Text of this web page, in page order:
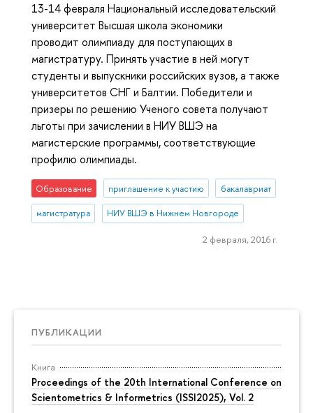
ПУБЛИКАЦИИ
Книга
Proceedings of the 20th International Conference on
Scientometrics & Informetrics (ISSI2025), Vol. 2
13-14 февраля Национальный исследовательский
университет Высшая школа экономики
проводит олимпиаду для поступающих в
магистратуру. Принять участие в ней могут
студенты и выпускники российских вузов, а также
университетов СНГ и Балтии. Победители и
призеры по решению Ученого совета получают
льготы при зачислении в НИУ ВШЭ на
магистерские программы, соответствующие
профилю олимпиады.
Образование приглашение к участию бакалавриат
магистратура НИУ ВШЭ в Нижнем Новгороде
2 февраля, 2016 г.